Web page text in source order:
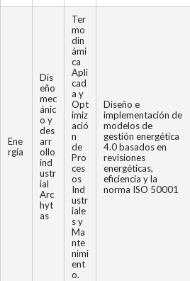
Ene
rgía
Dis
eño
mec
ánic
o y
des
arr
ollo
ind
ustr
ial
Arc
hyt
as
Ter
mo
din
ámi
ca
Apli
cad
a y
Opt
imiz
ació
n
de
Pro
ces
os
Ind
ustr
iale
s y
Ma
nte
nimi
ent
o.
Diseño e
implementación de
modelos de
gestión energética
4.0 basados en
revisiones
energéticas,
eficiencia y la
norma ISO 50001